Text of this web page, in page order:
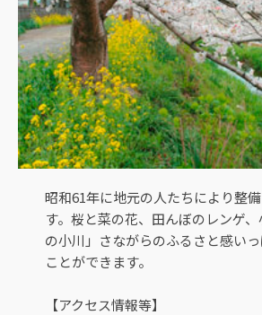
昭和61年に地元の人たちにより整
す。桜と菜の花、田んぼのレンゲ
の小川」さながらのふるさと感い
ことができます。
【アクセス情報等】